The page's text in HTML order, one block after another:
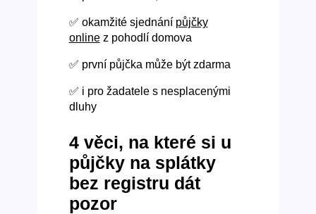
✅ okamžité sjednání půjčky
onlinez pohodlí domova
✅ první půjčka může být zdarma
✅ i pro žadatele s nesplacenými
dluhy
4 věci, na které si u
půjčky na splátky
bez registru dát
pozor